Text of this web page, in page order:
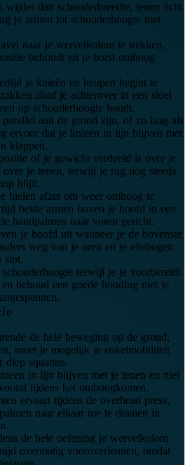
wijder dan schouderbreedte, tenen licht
je armen tot schouderhoogte met
naar je wervelkolom te trekken,
behoudt en je borst omhoog
je knieën en heupen begint te
alsof je achterover in een stoel
op schouderhoogte houdt.
aan de grond zijn, of zo laag als
ervoor dat je knieën in lijn blijven met
klappen.
of je gewicht verdeeld is over je
je tenen, terwijl je rug nog steeds
blijft.
hielen afzet om weer omhoog te
beide armen boven je hoofd in een
handpalmen naar voren gericht.
je hoofd uit wanneer je de bovenste
weg van je oren en je ellebogen
slot.
terwijl je je voorbereidt
behoud een goede houding met je
de hele beweging op de grond;
moet je mogelijk je enkelmobiliteit
diep squatten.
in lijn blijven met je tenen en niet
tijdens het omhoogkomen.
ervaart tijdens de overhead press,
naar elkaar toe te draaien in
de hele oefening je wervelkolom
overmatig vooroverleunen, omdat